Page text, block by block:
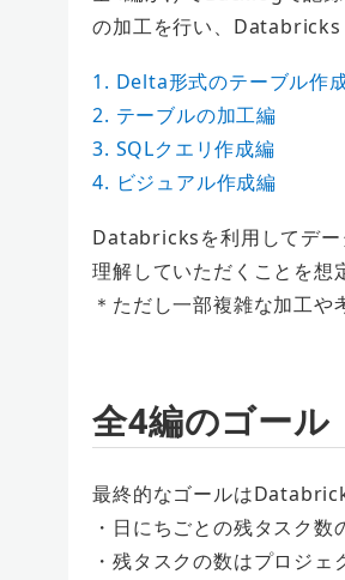
の加工を行い、Databricks
1. Delta形式のテーブル作
2. テーブルの加工編
3. SQLクエリ作成編
4. ビジュアル作成編
Databricksを利用してデー
理解していただくことを想
＊ただし一部複雑な加工や
全4編のゴール
最終的なゴールは
・日にちごとの残タスク数
・残タスクの数はプロジ